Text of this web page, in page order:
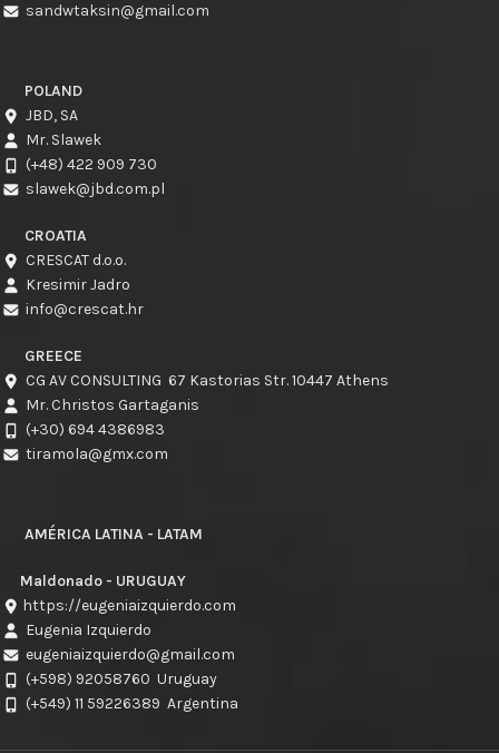
sandwtaksin@gmail.com
POLAND
JBD, SA
Mr. Slawek
(+48) 422 909 730
slawek@jbd.com.pl
CROATIA
CRESCAT d.o.o.
Kresimir Jadro
info@crescat.hr
GREECE
CG AV CONSULTING 67 Kastorias Str. 10447 Athens
Mr. Christos Gartaganis
(+30) 694 4386983
tiramola@gmx.com
AMÉRICA LATINA - LATAM
Maldonado - URUGUAY
https://eugeniaizquierdo.com
Eugenia Izquierdo
eugeniaizquierdo@gmail.com
(+598) 92058760 Uruguay
(+549) 11 59226389 Argentina